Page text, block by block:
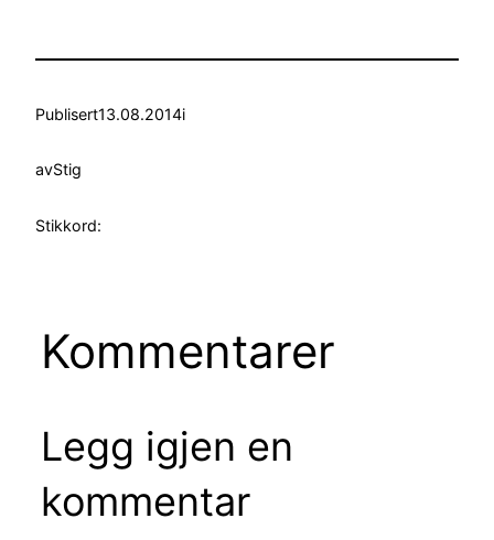
Publisert13.08.2014i
avStig
Stikkord:
Kommentarer
Legg igjen en
kommentar